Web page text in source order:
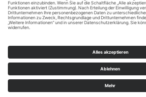
© Evangelische Brüder-Unität – Herrnhuter Brüdergemeine
Weitere Informationen finden Sie hier
© Ev.-Luth. Kirchenbezirk Leisnig-Oschatz 2026